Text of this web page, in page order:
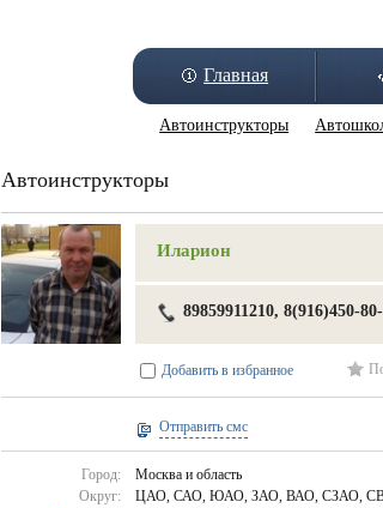
Главная
Автоинструкторы
Автоинструкторы
Иларион
89859911210, 8(916)450-
Добавить в избранное
Отправить смс
Город:
Москва и область
Округ:
ЦАО, САО, ЮАО, ЗАО, ВАО, СЗАО,